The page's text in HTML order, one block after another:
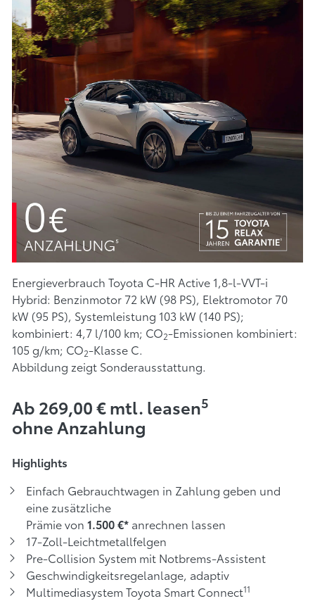
Energieverbrauch Toyota C-HR Active 1,8-l-VVT-i
Hybrid: Benzinmotor 72 kW (98 PS), Elektromotor 70
kW (95 PS), Systemleistung 103 kW (140 PS);
kombiniert: 4,7 l/100 km; CO2-Emissionen kombiniert:
105 g/km; CO2-Klasse C.
Abbildung zeigt Sonderausstattung.
Ab 269,00 € mtl. leasen5
ohne Anzahlung
Highlights
Einfach Gebrauchtwagen in Zahlung geben und
eine zusätzliche
Prämie von 1.500 €* anrechnen lassen
17-Zoll-Leichtmetallfelgen
Pre-Collision System mit Notbrems-Assistent
Geschwindigkeitsregelanlage, adaptiv
Multimediasystem Toyota Smart Connect11